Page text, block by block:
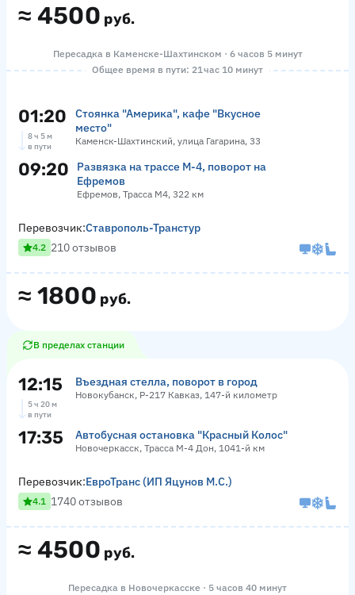
≈ 4500 руб.
Пересадка в Каменске-Шахтинском · 6 часов 5 минут
Общее время в пути: 21 час 10 минут
01:20
Стоянка "Америка", кафе "Вкусное
место"
Каменск-Шахтинский, улица Гагарина, 33
8 ч 5 м
в пути
09:20
Развязка на трассе М-4, поворот на
Ефремов
Ефремов, Трасса М4, 322 км
≈ 1800 руб.
Перевозчик:Ставрополь-Транстур
4.2 210 отзывов
В пределах станции
12:15 Въездная стелла, поворот в город
Новокубанск, Р-217 Кавказ, 147-й километр
5 ч 20 м
в пути
17:35 Автобусная остановка "Красный Колос"
Новочеркасск, Трасса М-4 Дон, 1041-й км
≈ 4500 руб.
Перевозчик:ЕвроТранс (ИП Яцунов М.С.)
4.1 1740 отзывов
Пересадка в Новочеркасске · 5 часов 40 минут